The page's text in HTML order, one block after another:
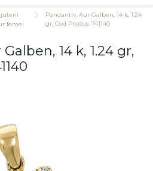
femei
Pandantiv, Aur Galben, 14 k, 1.24
gr, Cod Produs: 741140
14 k, 1.24 gr,